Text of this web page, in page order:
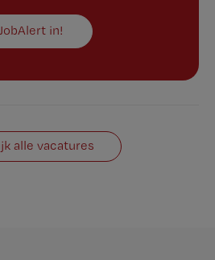
in!
alle vacatures